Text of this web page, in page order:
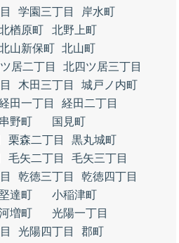
学園三丁目
岸水町
楢原町
北野上町
山新保町 北山町
居二丁目
北四ツ居三丁目
木田三丁目
城戸ノ内町
田一丁目
経田二丁目
串野町
国見町
栗森二丁目
黒丸城町
毛矢二丁目
毛矢三丁目
乾徳三丁目
乾徳四丁目
達町
小稲津町
増町
光陽一丁目
光陽四丁目
郡町